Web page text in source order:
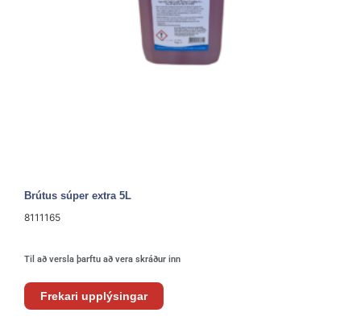
Brútus súper extra 5L
8111165
Til að versla þarftu að vera skráður inn
Frekari upplýsingar